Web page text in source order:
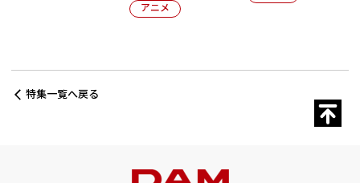
アニメ
特集一覧へ戻る